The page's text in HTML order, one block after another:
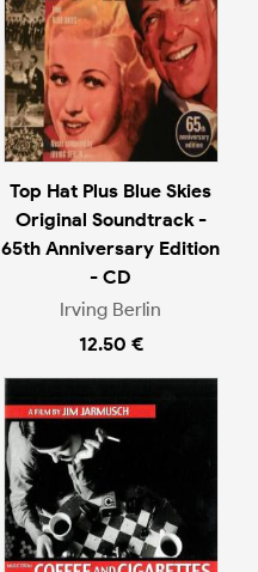
Top Hat Plus Blue Skies
Original Soundtrack -
65th Anniversary Edition
- CD
Irving Berlin
12.50 €